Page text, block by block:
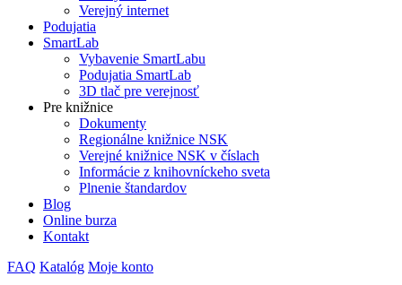
Verejný internet
Podujatia
SmartLab
Vybavenie SmartLabu
Podujatia SmartLab
3D tlač pre verejnosť
Pre knižnice
Dokumenty
Regionálne knižnice NSK
Verejné knižnice NSK v číslach
Informácie z knihovníckeho sveta
Plnenie štandardov
Blog
Online burza
Kontakt
FAQ Katalóg Moje konto